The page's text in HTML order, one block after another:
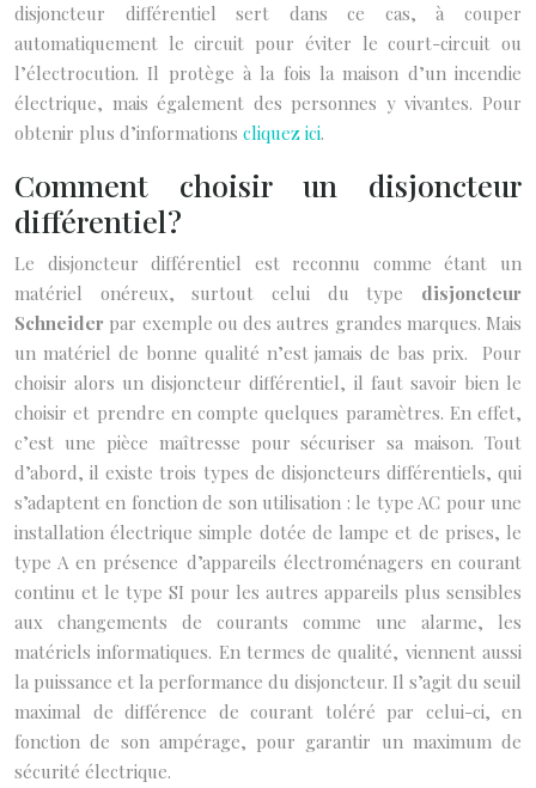
disjoncteur différentiel sert dans ce cas, à couper
automatiquement le circuit pour éviter le court-circuit ou
l’électrocution. Il protège à la fois la maison d’un incendie
électrique, mais également des personnes y vivantes. Pour
obtenir plus d’informations cliquez ici.
Comment choisir un disjoncteur
différentiel ?
Le disjoncteur différentiel est reconnu comme étant un
matériel onéreux, surtout celui du type disjoncteur
Schneider par exemple ou des autres grandes marques. Mais
un matériel de bonne qualité n’est jamais de bas prix. Pour
choisir alors un disjoncteur différentiel, il faut savoir bien le
choisir et prendre en compte quelques paramètres. En effet,
c’est une pièce maîtresse pour sécuriser sa maison. Tout
d’abord, il existe trois types de disjoncteurs différentiels, qui
s’adaptent en fonction de son utilisation : le type AC pour une
installation électrique simple dotée de lampe et de prises, le
type A en présence d’appareils électroménagers en courant
continu et le type SI pour les autres appareils plus sensibles
aux changements de courants comme une alarme, les
matériels informatiques. En termes de qualité, viennent aussi
la puissance et la performance du disjoncteur. Il s’agit du seuil
maximal de différence de courant toléré par celui-ci, en
fonction de son ampérage, pour garantir un maximum de
sécurité électrique.